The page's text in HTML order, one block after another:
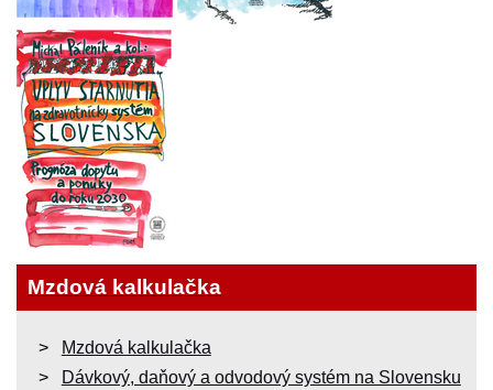
Mzdová kalkulačka
Mzdová kalkulačka
Dávkový, daňový a odvodový systém na Slovensku